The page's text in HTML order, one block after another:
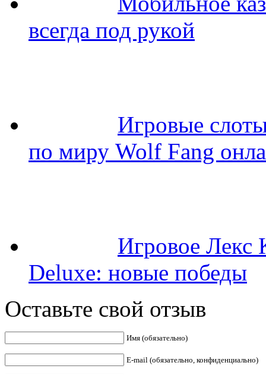
всегда под рукой
Игровые
по миру Wolf Fang
Игровое Лекс
Deluxe: новые победы
Оставьте свой отзыв
Имя (обязательно)
E-mail (обязательно, конфиденциально)